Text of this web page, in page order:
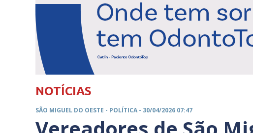
NOTÍCIAS
SÃO MIGUEL DO OESTE - POLÍTICA - 30/04/2026 07:47